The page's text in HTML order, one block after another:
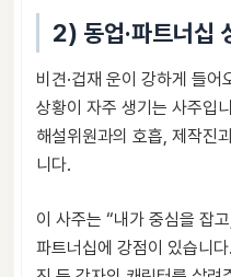
2) 동업·파트너십
비견·겁재 운이 강하게 들
상황이 자주 생기는 사주입
해설위원과의 호흡, 제작진
니다.
이 사주는 “내가 중심을 잡
파트너십에 강점이 있습니